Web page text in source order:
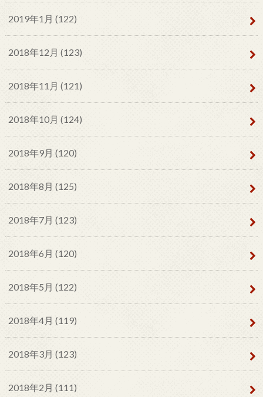
2019年1月 (122)
2018年12月 (123)
2018年11月 (121)
2018年10月 (124)
2018年9月 (120)
2018年8月 (125)
2018年7月 (123)
2018年6月 (120)
2018年5月 (122)
2018年4月 (119)
2018年3月 (123)
2018年2月 (111)